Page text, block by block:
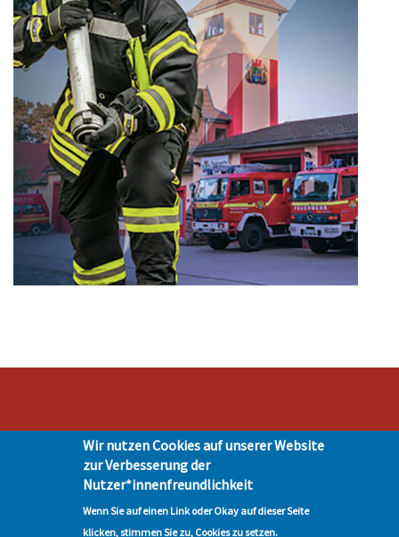
Stadt Hohen Neuendorf • Oranienburger Str. 2 • 16540 Hohen Neuendorf •
Telefon 03303-528-0
Impressum| | Datenschutz
| © Hohen-Neuendorf.de, Alle Rechte
vorbehalten - Vervielfältigung nur mit unserer Genehmigung
Wir nutzen Cookies auf unserer Website
zur Verbesserung der
Nutzer*innenfreundlichkeit
Wenn Sie auf einen Link oder Okay auf dieser Seite
klicken, stimmen Sie zu, Cookies zu setzen.